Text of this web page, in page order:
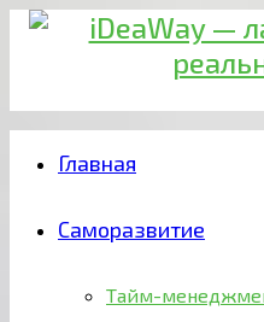
Главная
Саморазвитие
Тайм-